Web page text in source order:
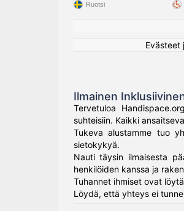
Ruotsi
Evästeet
Ilmainen
Tervetuloa
suhteisiin. Kaikki
Tukeva alustamme tuo
sietokykyä.
Nauti täysin ilmaisesta
henkilöiden kanssa ja
Tuhannet ihmiset ovat
Löydä, että yhteys ei